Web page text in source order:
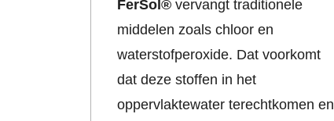
FerSol® vervangt traditionele
middelen zoals chloor en
waterstofperoxide. Dat voorkomt
dat deze stoffen in het
oppervlaktewater terechtkomen en